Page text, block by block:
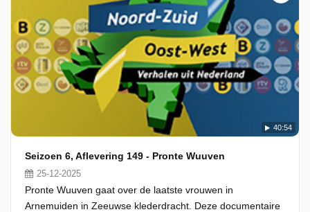
40:54
Seizoen 6, Aflevering 149 - Pronte Wuuven
25-12-2025
Pronte Wuuven gaat over de laatste vrouwen in
Arnemuiden in Zeeuwse klederdracht. Deze documentaire